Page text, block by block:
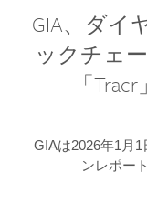
GIA、ダイ
ックチェ
「
GIAは2026年1月
ンレポー